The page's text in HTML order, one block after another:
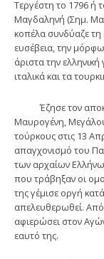
Τεργέστη το 1796 ή
Μαγδαληνή (Σημ.
κοπέλα συνδύαζε τη
ευσέβεια, την
άριστα την
ιταλικά και τα
Έζησε τον
Μαυρογένη,
τούρκους στις 13
απαγχονισμό του
των αρχαίων
που τράβηξαν οι
της γέμισε οργή
απελευθερωθεί.
αφιερώσει στον
εαυτό της.